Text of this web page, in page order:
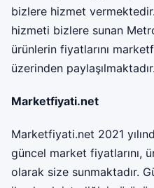
bizlere hizmet
hizmeti bizlere sunan
ürünlerin fiyatlarını
üzerinden paylaşılmaktadır.
Marketfiyati.net
Marketfiyati.net 2021
güncel market fiyatlarını,
olarak size sunmaktadır.